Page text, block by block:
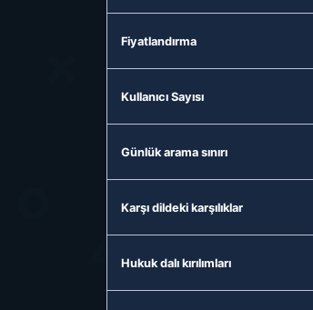
Fiyatlandırma
Kullanıcı Sayısı
Günlük arama sınırı
Karşı dildeki karşılıklar
Hukuk dalı kırılımları